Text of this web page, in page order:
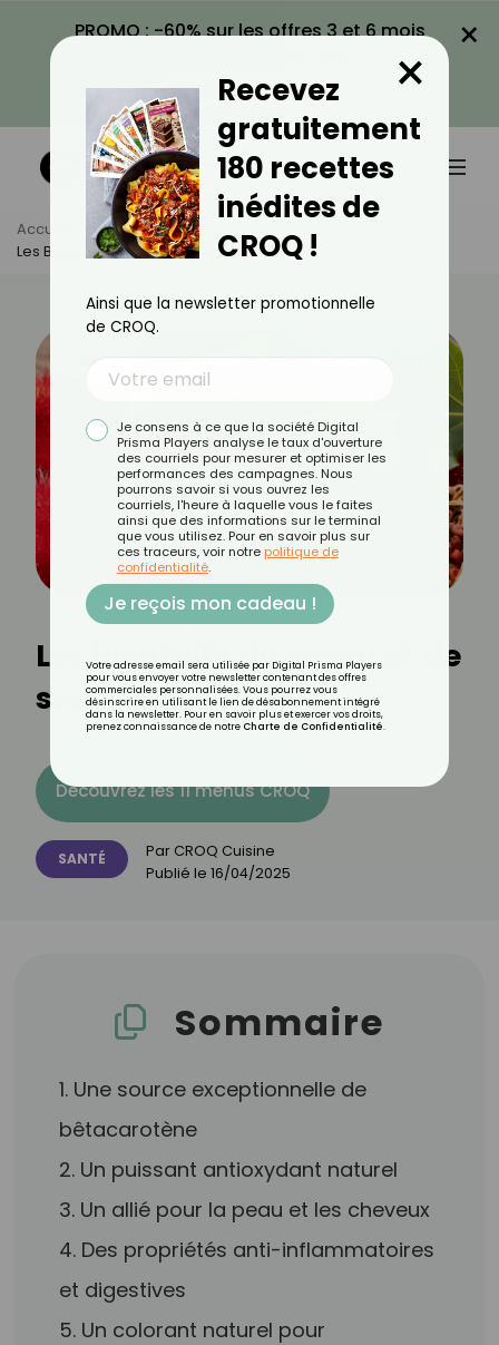
PROMO : -60% sur les offres 3 et 6 mois
VOIR LA PROMO
×
Accueil Actus
Santé
Les Bienfaits Du Rocou Et De Ses Graines
Les bienfaits du rocou et de
ses graines
Découvrez les 11 menus CROQ
SANTÉ Par CROQ Cuisine
Publié le 16/04/2025
Sommaire
1. Une source exceptionnelle de
bêtacarotène
2. Un puissant antioxydant naturel
3. Un allié pour la peau et les cheveux
4. Des propriétés anti-inflammatoires
et digestives
5. Un colorant naturel pour
Recevez
gratuitement
180 recettes
inédites de
CROQ !
×
Ainsi que la newsletter promotionnelle
de CROQ.
Je consens à ce que la société Digital
Prisma Players analyse le taux d'ouverture
des courriels pour mesurer et optimiser les
performances des campagnes. Nous
pourrons savoir si vous ouvrez les
courriels, l'heure à laquelle vous le faites
ainsi que des informations sur le terminal
que vous utilisez. Pour en savoir plus sur
ces traceurs, voir notre politique de
confidentialité.
Je reçois mon cadeau !
Votre adresse email sera utilisée par Digital Prisma Players
pour vous envoyer votre newsletter contenant des offres
commerciales personnalisées. Vous pourrez vous
désinscrire en utilisant le lien de désabonnement intégré
dans la newsletter. Pour en savoir plus et exercer vos droits,
prenez connaissance de notre Charte de Confidentialité.